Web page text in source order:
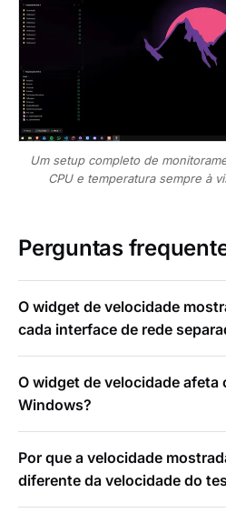
Um setup completo de
CPU e temperatura sempre à
Perguntas
O widget de velocidade
cada interface de rede
O widget de velocidade afeta
Windows?
Por que a velocidade
diferente da velocidade do